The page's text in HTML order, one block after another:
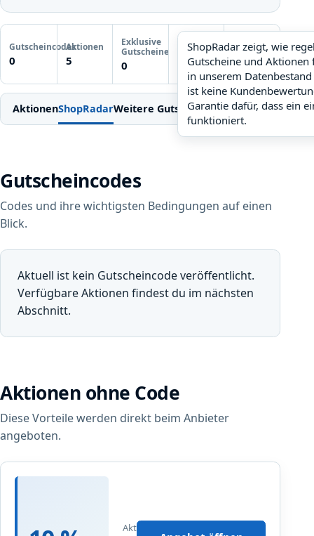
Gutscheincodes
0
Aktionen
5
Exklusive
Gutscheine
0
ShopRadar
noch keine Daten
ShopRadar zeigt, wie
Gutscheine und Aktionen
in unserem
ist keine
Garantie dafür, dass ein
funktioniert.
Letzte
Gutscheinprüfung
Noch keine
Prüfung
AktionenShopRadarWeitere GutscheineEinlösen
Gutscheincodes
Codes und ihre wichtigsten Bedingungen auf einen
Blick.
Aktuell ist kein Gutscheincode veröffentlicht.
Verfügbare Aktionen findest du im nächsten
Abschnitt.
Aktionen ohne Code
Diese Vorteile werden direkt beim Anbieter
angeboten.
J
Aktualisiert